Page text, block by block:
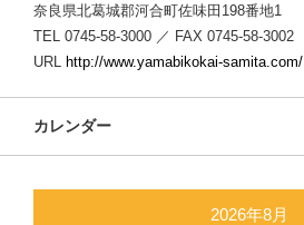
奈良県北葛城郡河合町佐味田198番地1
TEL 0745-58-3000 ／ FAX 0745-58-3002
URL
http://www.yamabikokai-samita.com/
カレンダー
2026年8月